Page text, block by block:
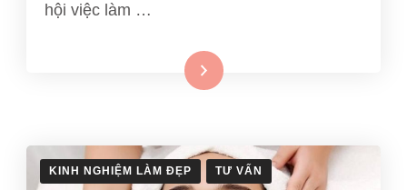
hội việc làm …
Xem thêm
KINH NGHIỆM LÀM ĐẸP TƯ VẤN